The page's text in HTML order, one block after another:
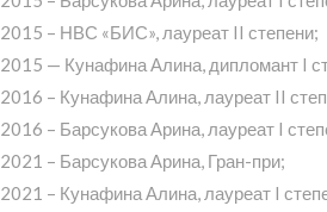
2015 – НВС «БИС», лауреат II степени;
2015 — Кунафина Алина, дипломант I
2016 – Кунафина Алина, лауреат II
2016 – Барсукова Арина, лауреат I
2021 – Барсукова Арина, Гран-при;
2021 – Кунафина Алина, лауреат I